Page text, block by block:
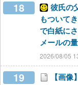
18
彼氏の
もついて
で白紙に
メールの
2026/08/05
19 【画